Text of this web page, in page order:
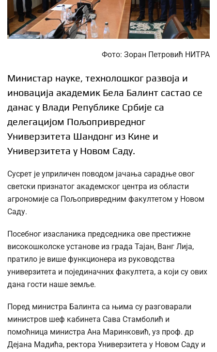
Фото: Зоран Петровић НИТРА
Министар науке, технолошког развоја и
иновација академик Бела Балинт састао се
данас у Влади Републике Србије са
делегацијом Пољопривредног
Универзитета Шандонг из Кине и
Универзитета у Новом Саду.
Сусрет је уприличен поводом јачања сарадње овог
светски признатог академског центра из области
агрономије са Пољопривредним факултетом у Новом
Саду.
Посебног изасланика председника ове престижне
високошколске установе из града Тајан, Ванг Лија,
пратило је више функционера из руководства
универзитета и појединачних факултета, а који су ових
дана гости наше земље.
Поред министра Балинта са њима су разговарали
министров шеф кабинета Сава Стамболић и
помоћница министра Ана Маринковић, уз проф. др
Дејана Мадића, ректора Универзитета у Новом Саду и